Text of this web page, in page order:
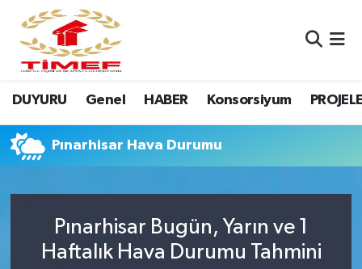
DUYURU Genel HABER Konsorsiyum
Pınarhisar Hava Durumu
Pınarhisar Bugün, Yarın ve 1
Haftalık Hava Durumu Tahmini
Anasayfa Kutu
Anasayfa Manşet
Canlı Yayın
Erasmus
Nöbetçi Eczaneler
Hava Durumu
Namaz Vakitleri
Süper Lig Puan Durumu ve Fikstür